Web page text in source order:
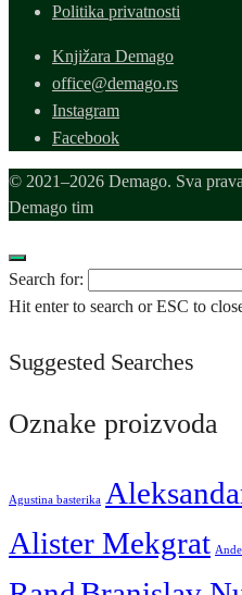
Politika privatnosti
Knjižara Demago
office@demago.rs
Instagram
Facebook
© 2021–2026 Demago. Sva
Demago tim
Search for:
Hit enter to search or ESC to
Suggested Searches
Oznake proizvoda
Agustina basterika
Alister Mekgrat